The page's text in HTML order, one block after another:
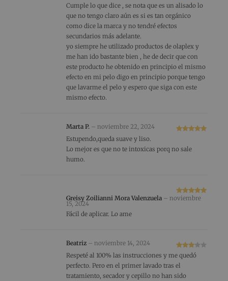
Valorado
con
Cumple lo que dice , se nota que es un alisado lo
que no tengo claro aún es si es tan orgánico
como dice la marca y no tendré efectos
secundarios más adelante.
yo siempre he utilizado productos de olaplex y
me han ido bastante bien , he de decir que con
este producto he obtenido en principio el mismo
efecto en mi pelo digo en principio porque tengo
que lavarme el pelo y espero que siga con este
mismo efecto.
5
Marta P. – noviembre 22, 2024
Estupendo,queda suave y liso.
Lo mejor es que no te intoxicas porq no sale
humo.
Valorado
Greisy Zoilianni Mora Valenzuela – noviembre
15, 2024
Fácil de aplicar. Lo ame
Valorad
o con
de 5
Beatriz – noviembre 14, 2024
Respeté al 100% las instrucciones y me quedó
perfecto. Pero en el primer lavado tras el
tratamiento, secador y cepillo no han sido